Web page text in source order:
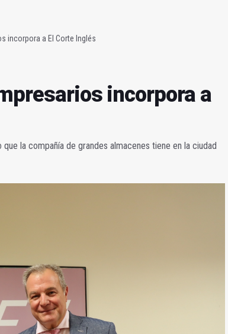
incorpora a El Corte Inglés
incorpora a
la compañía de grandes almacenes tiene en la ciudad